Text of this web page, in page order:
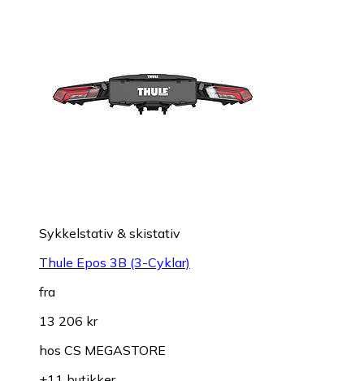
Sykkelstativ & skistativ
Thule Epos 3B (3-Cyklar)
fra
13 206 kr
hos CS MEGASTORE